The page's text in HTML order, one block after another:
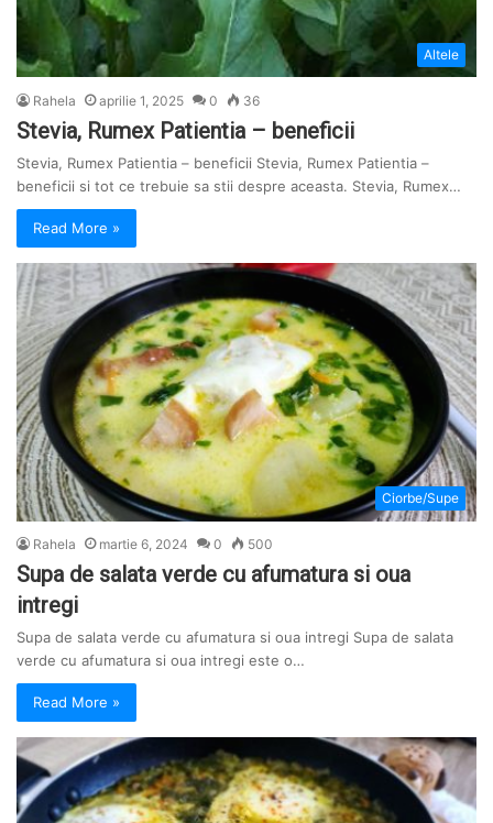
Altele
Rahela aprilie 1, 2025 0 36
Stevia, Rumex Patientia – beneficii
Stevia, Rumex Patientia – beneficii Stevia, Rumex Patientia –
beneficii si tot ce trebuie sa stii despre aceasta. Stevia, Rumex…
Read More »
Ciorbe/Supe
Rahela martie 6, 2024 0 500
Supa de salata verde cu afumatura si oua
intregi
Supa de salata verde cu afumatura si oua intregi Supa de salata
verde cu afumatura si oua intregi este o…
Read More »